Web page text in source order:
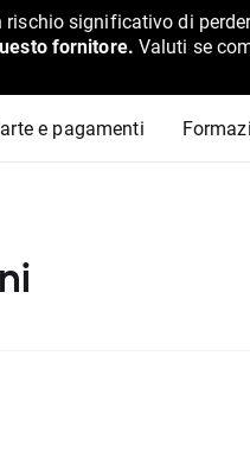
significativo di
fornitore. Valuti se
e pagamenti